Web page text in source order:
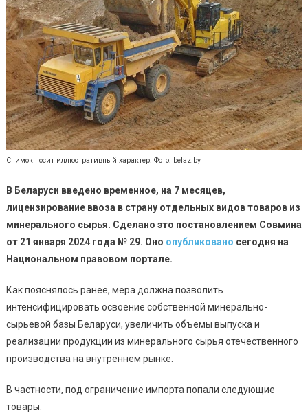
Снимок носит иллюстративный характер. Фото: belaz.by
В Беларуси введено временное, на 7 месяцев,
лицензирование ввоза в страну отдельных видов товаров из
минерального сырья. Сделано это постановлением Совмина
от 21 января 2024 года № 29. Оно опубликовано сегодня на
Национальном правовом портале.
Как пояснялось ранее, мера должна позволить
интенсифицировать освоение собственной минерально-
сырьевой базы Беларуси, увеличить объемы выпуска и
реализации продукции из минерального сырья отечественного
производства на внутреннем рынке.
В частности, под ограничение импорта попали следующие
товары: